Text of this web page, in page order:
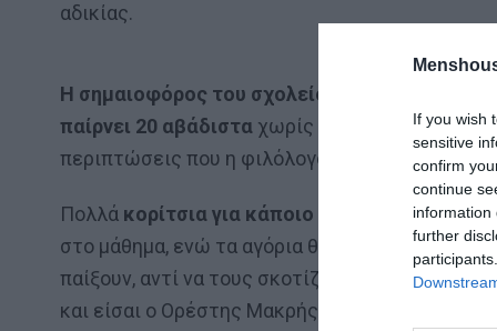
If you wish
sensitive
confirm
continue
information
further
αδικίας.
Η σημαιοφόρος του σχολείου
παίρνει 20 αβάδιστα χωρίς να είναι σε θέση
περιπτώσεις που η φιλόλογος δώσει έξτρα
Πολλά κορίτσια για κάποιο λόγο έχουν
στο μάθημα, ενώ τα αγόρια θα σκότωναν για να
παίξουν, αντί να τους σκοτίζεις τον έρωτα με
και είσαι ο Ορέστης Μακρής στο «Ξύλο βγήκε